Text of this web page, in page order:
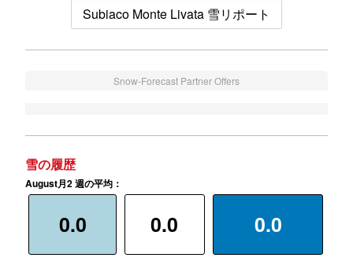
Subiaco Monte Livata 雪リポート
Snow-Forecast Partner Offers
雪の履歴
August月2 週の平均：
0.0 0.0 0.0